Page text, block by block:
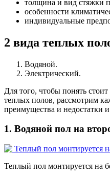
толщина и вид стяжки
особенности
индивидуальные
2 вида теплых
Водяной.
Электрический.
Для того, чтобы понять
теплых полов, рассмотрим
преимущества и недостатки
1. Водяной пол на
Теплый пол монтируется на